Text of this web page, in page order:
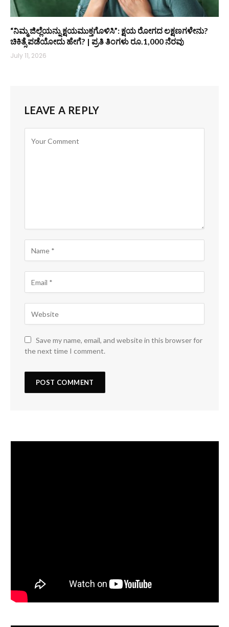
“ನಿಮ್ಮ ಜಿಲ್ಲೆಯನ್ನು ಕ್ಷಯಮುಕ್ತಗೊಳಿಸಿ”: ಕ್ಷಯ ರೋಗದ ಲಕ್ಷಣಗಳೇನು?
ಚಿಕಿತ್ಸೆ ಪಡೆಯೋದು ಹೇಗೆ? | ಪ್ರತಿ ತಿಂಗಳು ರೂ.1,000 ನೆರವು
July 11, 2026
LEAVE A REPLY
Save my name, email, and website in this browser for
the next time I comment.